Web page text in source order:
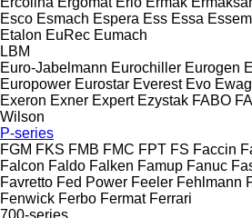
Esco Esmach Espera Ess Essa
Etalon EuRec Eumach
LBM
Euro-Jabelmann Eurochiller Eurogen
Europower Eurostar Everest Evo Ewag
Exeron Exner Expert Ezystak FABO
Wilson
P-series
FGM FKS FMB FMC FPT FS Faccin
Falcon Faldo Falken Famup Fanuc
Favretto Fed Power Feeler Fehlmann
Fenwick Ferbo Fermat Ferrari
700-series